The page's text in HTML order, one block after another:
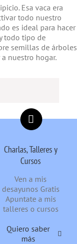
Esa vaca era
todo nuestro
es ideal para hacer
todo tipo de
semillas de árboles
nuestro hogar.
Charlas, Talleres y
Cursos
Ven a mis
desayunos Gratis
Apuntate a mis
talleres o cursos
Quiero saber
más